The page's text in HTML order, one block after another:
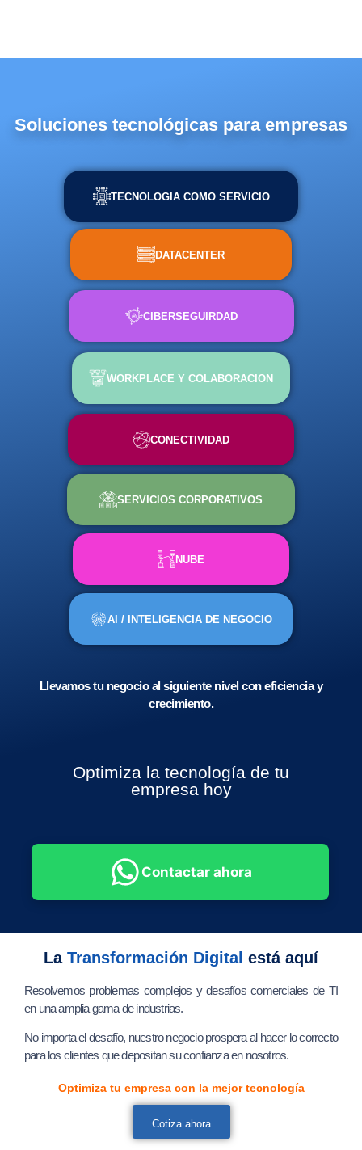
Soluciones tecnológicas para empresas
TECNOLOGIA COMO SERVICIO
DATACENTER
CIBERSEGUIRDAD
WORKPLACE Y COLABORACION
CONECTIVIDAD
SERVICIOS CORPORATIVOS
NUBE
AI / INTELIGENCIA DE NEGOCIO
Llevamos tu negocio al siguiente nivel con eficiencia y
crecimiento.
Optimiza la tecnología de tu
empresa hoy
Contactar ahora
La Transformación Digital está aquí
Resolvemos problemas complejos y desafíos comerciales de TI
en una amplia gama de industrias.
No importa el desafío, nuestro negocio prospera al hacer lo correcto
para los clientes que depositan su confianza en nosotros.
Optimiza tu empresa con la mejor tecnología
Cotiza ahora